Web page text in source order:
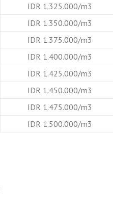
IDR 1.325.000/m3
IDR 1.350.000/m3
IDR 1.375.000/m3
IDR 1.400.000/m3
IDR 1.425.000/m3
IDR 1.450.000/m3
IDR 1.475.000/m3
IDR 1.500.000/m3